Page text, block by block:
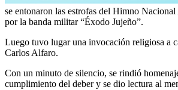
se entonaron las estrofas del Himno
por la banda militar “Éxodo Jujeño”.
Luego tuvo lugar una invocación religiosa a
Carlos Alfaro.
Con un minuto de silencio, se rindió
cumplimiento del deber y se dio lectura al